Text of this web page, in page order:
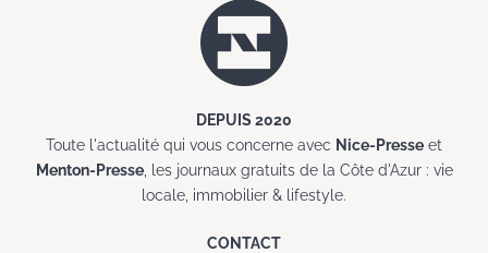
DEPUIS 2020
Toute l'actualité qui vous concerne avec Nice-Presse et
Menton-Presse, les journaux gratuits de la Côte d'Azur : vie
locale, immobilier & lifestyle.
CONTACT